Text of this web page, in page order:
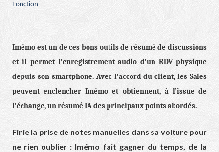
Fonction
Imémo est un de ces bons outils de résumé de discussions
et il permet l’enregistrement audio d’un RDV physique
depuis son smartphone. Avec l’accord du client, les Sales
peuvent enclencher Imémo et obtiennent, à l’issue de
l’échange, un résumé IA des principaux points abordés.
Finie la prise de notes manuelles dans sa voiture pour
ne rien oublier : Imémo fait gagner du temps, de la